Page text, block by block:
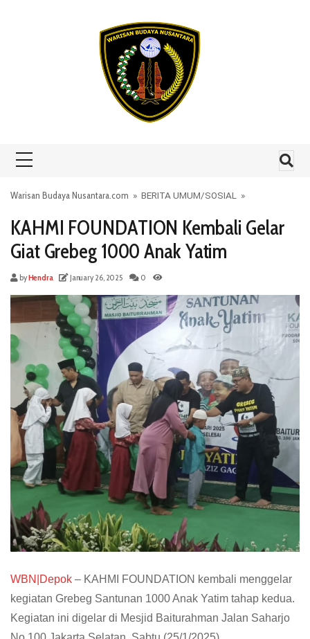
Warisan Budaya Nusantara.com » BERITA UMUM/SOSIAL »
KAHMI FOUNDATION Kembali Gelar
Giat Grebeg 1000 Anak Yatim
byHendra January 26, 2025 0
WBN|Depok – KAHMI FOUNDATION kembali menggelar
kegiatan Grebeg Santunan 1000 Anak Yatim tahap kedua.
Kegiatan ini digelar di Mesjid Baiturahman Jalan Saharjo